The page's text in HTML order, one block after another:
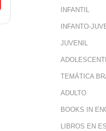
INFANTIL
INFANTO-
JUVENIL
TEMÁTICA
ADULTO
BOOKS IN
LIBROS EN